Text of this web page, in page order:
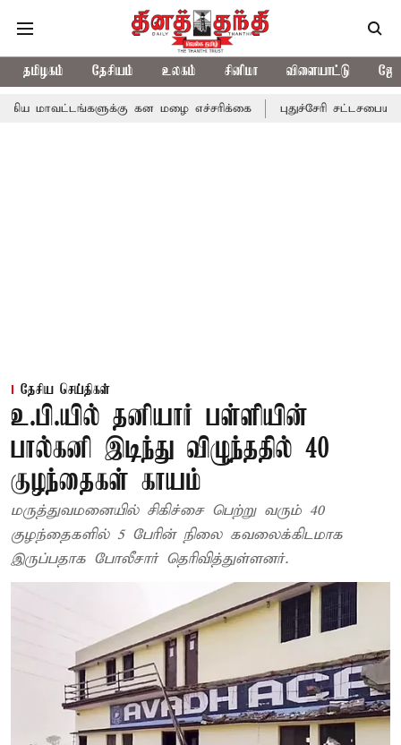
தமிழகம் தேசியம் உலகம் சினிமா விளையாட்டு
கன மழை எச்சரிக்கை புதுச்சேரி சட்டசபையில் வரும்
தேசிய செய்திகள்
உ.பி.யில் தனியார் பள்ளியின்
பால்கனி இடிந்து விழுந்ததில் 40
குழந்தைகள் காயம்
மருத்துவமனையில் சிகிச்சை பெற்று வரும் 40
குழந்தைகளில் 5 பேரின் நிலை கவலைக்கிடமாக
இருப்பதாக போலீசார் தெரிவித்துள்ளனர்.